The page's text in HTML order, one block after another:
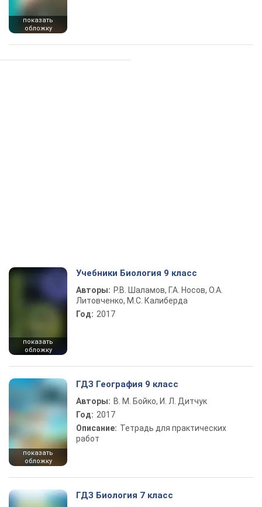
показать
обложку
показать
обложку
Учебники Биология 9 класс
Авторы: Р.В. Шаламов, Г.А. Носов, О.А.
Литовченко, М.С. Калиберда
Год: 2017
показать
обложку
ГДЗ География 9 класс
Авторы: В. М. Бойко, И. Л. Дитчук
Год: 2017
Описание: Тетрадь для практических
работ
ГДЗ Биология 7 класс